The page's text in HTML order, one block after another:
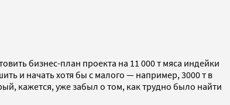
бизнес-план проекта на 11 000 т мяса индейки
и начать хотя бы с малого — например, 3000 т в
кажется, уже забыл о том, как трудно было найти